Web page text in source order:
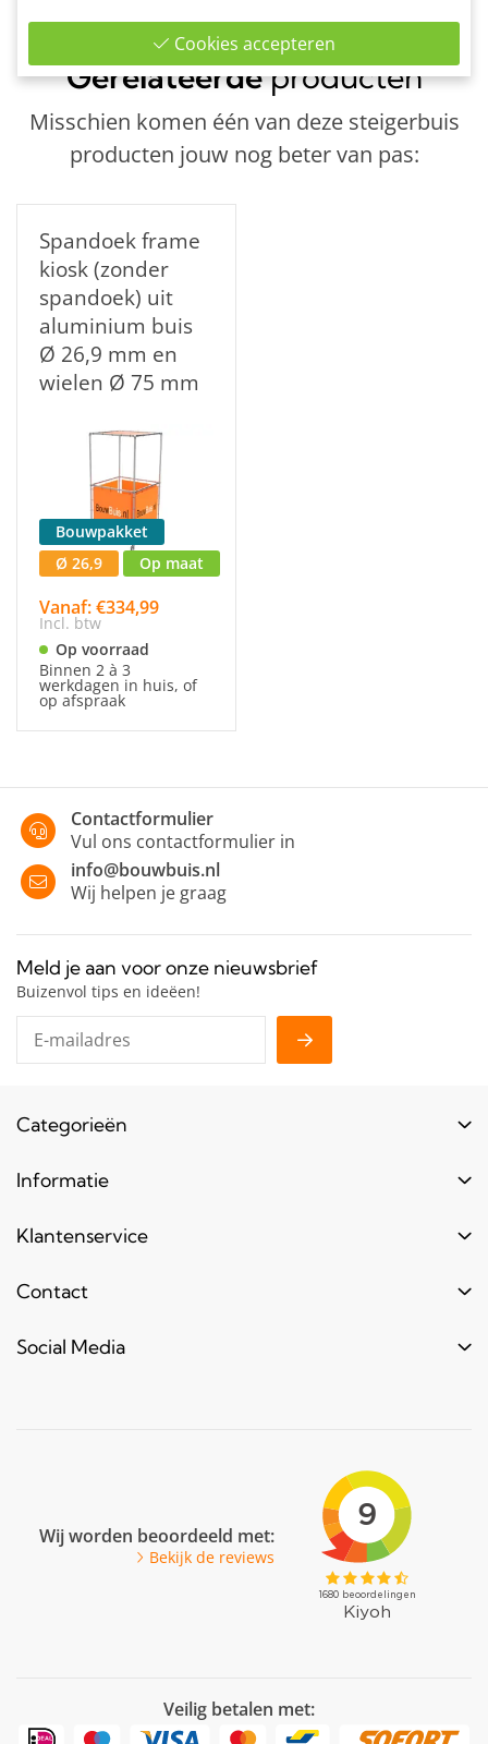
Ook interessant
Gerelateerdeproducten
Misschien komen één van deze steigerbuis
producten jouw nog beter van pas:
Spandoek frame
kiosk (zonder
spandoek) uit
aluminium buis
Ø 26,9 mm en
wielen Ø 75 mm
Bouwpakket
Ø 26,9
Op maat
Vanaf: €334,99
Incl. btw
Op voorraad
Binnen 2 à 3
werkdagen in huis, of
op afspraak
Contactformulier
Vul ons contactformulier in
info@bouwbuis.nl
Wij helpen je graag
Meld je aan voor onze nieuwsbrief
Buizenvol tips en ideëen!
Categorieën
Buizen
Hout
Toebehoren
Reclameframes
Informatie
Login
Bestel informatie
Blogs & laatste nieuws
Klantenservice
Contact
Retourneren
Contact
info@bouwbuis.nl
Social Media
Wij worden beoordeeld met:
Bekijk de reviews
Veilig betalen met:
Cookies accepteren